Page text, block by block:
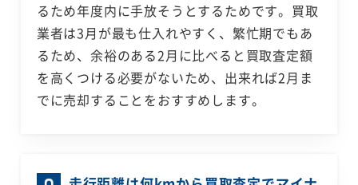
るため年度内に手放そうとするためです。買取
業者は3月が最も仕入れやすく、繁忙期でもあ
るため、余裕のある2月に比べると買取査定額
を高くつける必要がないため、出来れば2月ま
でに売却することをおすすめします。